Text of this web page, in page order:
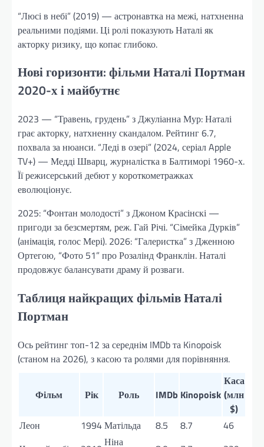
“Люсі в небі” (2019) — астронавтка на межі, натхненна
реальними подіями. Ці ролі показують Наталі як
акторку ризику, що копає глибоко.
Нові горизонти: фільми Наталі Портман
2020-х і майбутнє
2023 — “Травень, грудень” з Джуліанна Мур: Наталі
грає акторку, натхненну скандалом. Рейтинг 6.7,
похвала за нюанси. “Леді в озері” (2024, серіал Apple
TV+) — Медді Шварц, журналістка в Балтиморі 1960-х.
Її режисерський дебют у короткометражках
еволюціонує.
2025: “Фонтан молодості” з Джоном Красінскі —
пригоди за безсмертям, реж. Гай Річі. “Сімейка Дурків”
(анімація, голос Мері). 2026: “Галеристка” з Дженною
Ортегою, “Фото 51” про Розалінд Франклін. Наталі
продовжує балансувати драму й розваги.
Таблиця найкращих фільмів Наталі
Портман
Ось рейтинг топ-12 за середнім IMDb та Kinopoisk
(станом на 2026), з касою та ролями для порівняння.
Фільм Рік Роль IMDb Kinopoisk
Каса
(млн
$)
Леон
1994Матільда 8.5 8.7
46
Ніна